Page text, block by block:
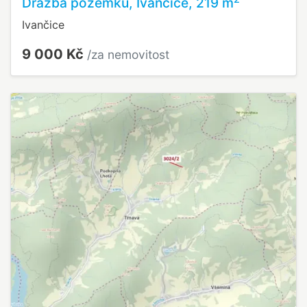
Ivančice
9 000 Kč /za nemovitost